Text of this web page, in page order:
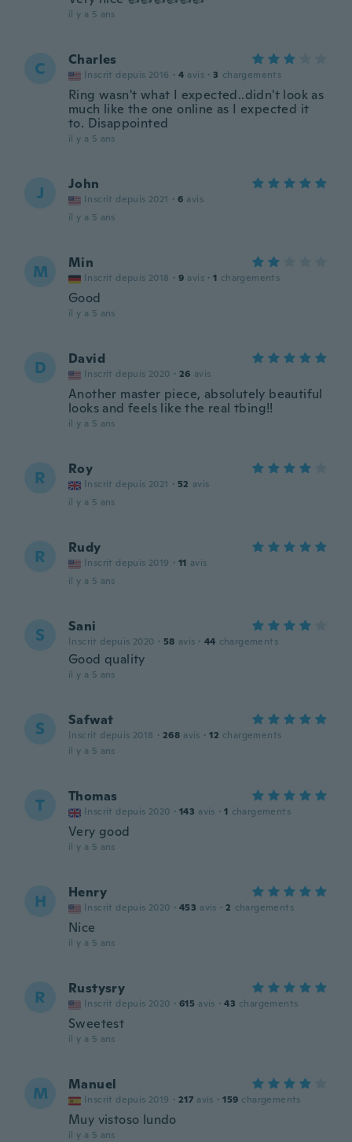
il y a 5 ans
C Charles
Inscrit depuis 2016 · 4 avis · 3 chargements
Ring wasn't what I expected..didn't look as
much like the one online as I expected it
to. Disappointed
il y a 5 ans
J John
Inscrit depuis 2021 · 6 avis
il y a 5 ans
M Min
Inscrit depuis 2018 · 9 avis · 1 chargements
Good
il y a 5 ans
D David
Inscrit depuis 2020 · 26 avis
Another master piece, absolutely beautiful
looks and feels like the real tbing!!
il y a 5 ans
R Roy
Inscrit depuis 2021 · 52 avis
il y a 5 ans
R Rudy
Inscrit depuis 2019 · 11 avis
il y a 5 ans
S Sani
Inscrit depuis 2020 · 58 avis · 44 chargements
Good quality
il y a 5 ans
S Safwat
Inscrit depuis 2018 · 268 avis · 12 chargements
il y a 5 ans
T Thomas
Inscrit depuis 2020 · 143 avis · 1 chargements
Very good
il y a 5 ans
H Henry
Inscrit depuis 2020 · 453 avis · 2 chargements
Nice
il y a 5 ans
R Rustysry
Inscrit depuis 2020 · 615 avis · 43 chargements
Sweetest
il y a 5 ans
M Manuel
Inscrit depuis 2019 · 217 avis · 159 chargements
Muy vistoso lundo
il y a 5 ans